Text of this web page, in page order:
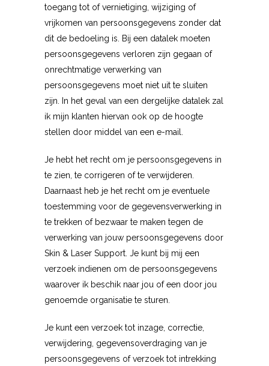
toegang tot of vernietiging, wijziging of
vrijkomen van persoonsgegevens zonder dat
dit de bedoeling is. Bij een datalek moeten
persoonsgegevens verloren zijn gegaan of
onrechtmatige verwerking van
persoonsgegevens moet niet uit te sluiten
zijn. In het geval van een dergelijke datalek zal
ik mijn klanten hiervan ook op de hoogte
stellen door middel van een e-mail.
Je hebt het recht om je persoonsgegevens in
te zien, te corrigeren of te verwijderen.
Daarnaast heb je het recht om je eventuele
toestemming voor de gegevensverwerking in
te trekken of bezwaar te maken tegen de
verwerking van jouw persoonsgegevens door
Skin & Laser Support. Je kunt bij mij een
verzoek indienen om de persoonsgegevens
waarover ik beschik naar jou of een door jou
genoemde organisatie te sturen.
Je kunt een verzoek tot inzage, correctie,
verwijdering, gegevensoverdraging van je
persoonsgegevens of verzoek tot intrekking